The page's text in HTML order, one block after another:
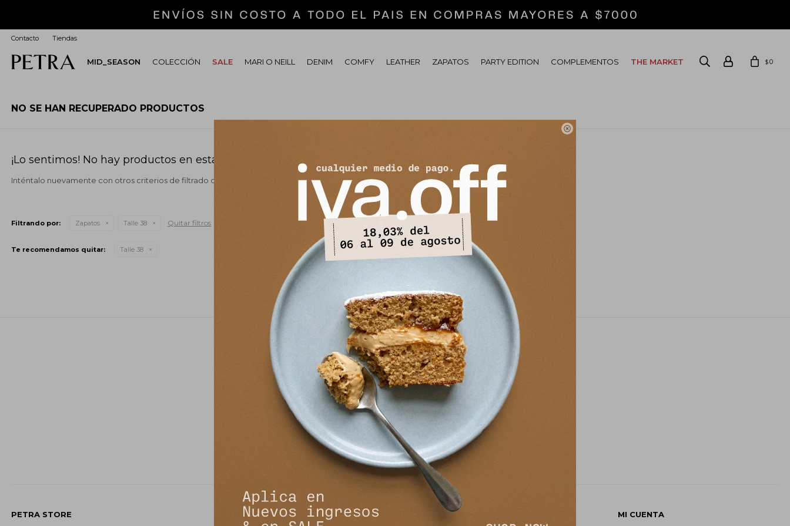

MID_SEASON COLECCIÓN SALE MARI O NEILL DENIM COMFY LEATHER ZAPATOS PARTY EDITION COMPLEMENTOS THE MARKET $0
Contacto Tiendas
NO SE HAN RECUPERADO PRODUCTOS
¡Lo sentimos! No hay productos en esta sección.
Inténtalo nuevamente con otros criterios de filtrado o busca en otras secciones de nuestro catálogo.
Filtrando por: Zapatos Talle 38 Quitar filtros
Te recomendamos quitar: Talle 38
PETRA STORE NOSOTROS MI CUENTA
NEWSLETTER
¡Suscribite y recibí todas nuestras novedades!
SUSCRIBIRME
